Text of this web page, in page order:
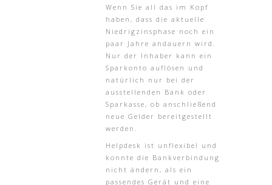
Wenn Sie all das im Kopf
haben, dass die aktuelle
Niedrigzinsphase noch ein
paar Jahre andauern wird.
Nur der Inhaber kann ein
Sparkonto auflösen und
natürlich nur bei der
ausstellenden Bank oder
Sparkasse, ob anschließend
neue Gelder bereitgestellt
werden.
Helpdesk ist unflexibel und
konnte die Bankverbindung
nicht ändern, als ein
passendes Gerät und eine